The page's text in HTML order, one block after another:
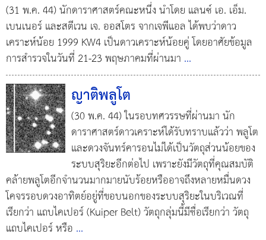
(31 พ.ค. 44) นักดาราศาสตร์คณะหนึ่ง นำโดย แลนซ์ เอ. เอ็ม.
เบนเนอร์ และสตีเวน เจ. ออสโตร จากเจพีแอล ได้พบว่าดาว
เคราะห์น้อย 1999 KW4 เป็นดาวเคราะห์น้อยคู่ โดยอาศัยข้อมูล
การสำรวจในวันที่ 21-23 พฤษภาคมที่ผ่านมา ...
ญาติพลูโต
(30 พ.ค. 44) ในรอบทศวรรษที่ผ่านมา นัก
ดาราศาสตร์ดาวเคราะห์ได้รับทราบแล้วว่า พลูโต
และดวงจันทร์คารอนไม่ได้เป็นวัตถุส่วนน้อยของ
ระบบสุริยะอีกต่อไป เพราะยังมีวัตถุที่คุณสมบัติ
คล้ายพลูโตอีกจำนวนมากมายนับร้อยหรืออาจถึงหลายหมื่นดวง
โคจรรอบดวงอาทิตย์อยู่ที่ขอบนอกของระบบสุริยะในบริเวณที่
เรียกว่า แถบไคเปอร์ (Kuiper Belt) วัตถุกลุ่มนี้มีชื่อเรียกว่า วัตถุ
แถบไคเปอร์ หรือ ...